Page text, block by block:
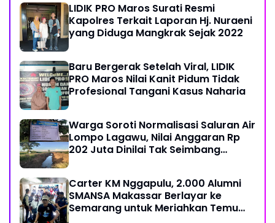
LIDIK PRO Maros Surati Resmi
Kapolres Terkait Laporan Hj. Nuraeni
yang Diduga Mangkrak Sejak 2022
Baru Bergerak Setelah Viral, LIDIK
PRO Maros Nilai Kanit Pidum Tidak
Profesional Tangani Kasus Naharia
Warga Soroti Normalisasi Saluran Air
Lompo Lagawu, Nilai Anggaran Rp
202 Juta Dinilai Tak Seimbang
Carter KM Nggapulu, 2.000 Alumni
SMANSA Makassar Berlayar ke
Semarang untuk Meriahkan Temu